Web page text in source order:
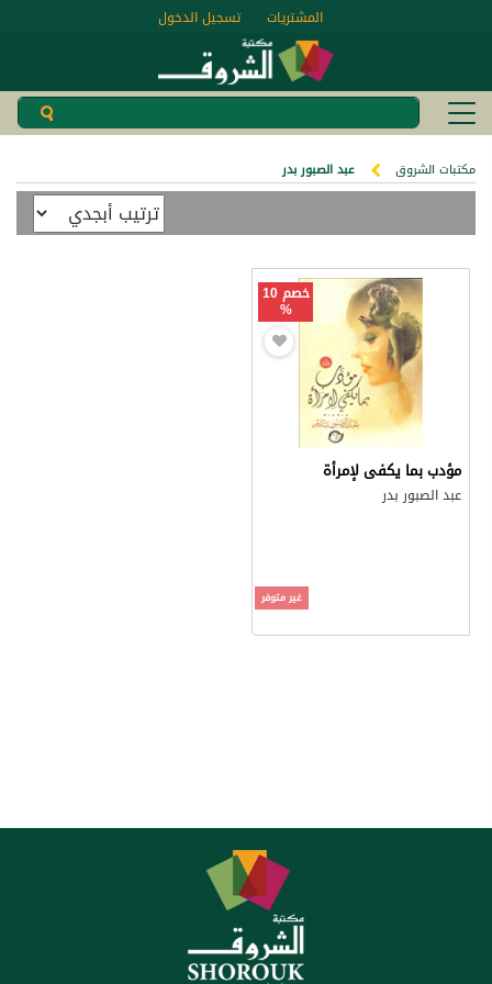
تسجيل الدخول المشتريات
مكتبات الشروق عبد الصبور بدر
خصم 10
%
مؤدب بما يكفى لإمرأة
عبد الصبور بدر
غير متوفر